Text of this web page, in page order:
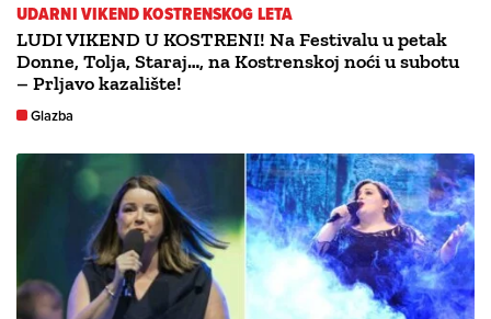
UDARNI VIKEND KOSTRENSKOG LETA
LUDI VIKEND U KOSTRENI! Na Festivalu u petak
Donne, Tolja, Staraj…, na Kostrenskoj noći u subotu
– Prljavo kazalište!
Glazba